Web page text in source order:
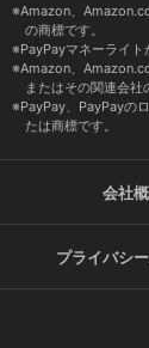
Amazon、
の商標です。
PayPayマネーライト
Amazon、
またはその関連会社
PayPay、PayPayの
たは商標です。
会社
プライバシ